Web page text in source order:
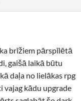
brīžiem pārspīlētā
gaišā laikā būtu
daļa no lielākas rpg
vajag kādu upgrade